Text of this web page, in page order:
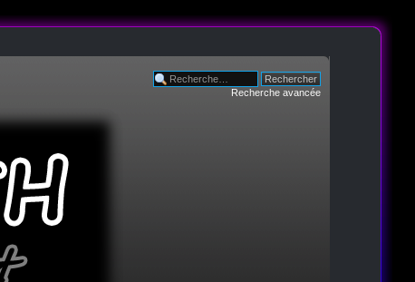
Recherche avancée